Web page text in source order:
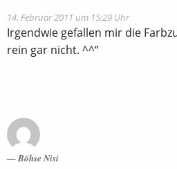
14. Februar 2011 um 15:29 Uhr
Irgendwie gefallen mir die
rein gar nicht. ^^“
Böhse Nisi